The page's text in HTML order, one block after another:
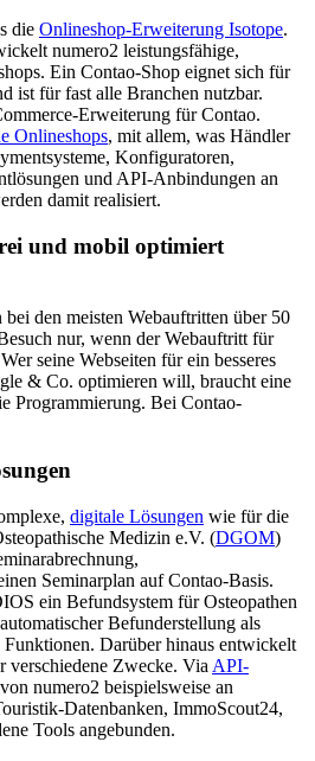
die Onlineshop-Erweiterung Isotope.
numero2 leistungsfähige,
Ein Contao-Shop eignet sich für
ist für fast alle Branchen nutzbar.
Erweiterung für Contao.
Onlineshops, mit allem, was Händler
Konfiguratoren,
und API-Anbindungen an
damit realisiert.
und mobil optimiert
den meisten Webauftritten über 50
nur, wenn der Webauftritt für
seine Webseiten für ein besseres
& Co. optimieren will, braucht eine
Programmierung. Bei Contao-
digitale Lösungen wie für die
Medizin e.V. (DGOM)
Seminarplan auf Contao-Basis.
ein Befundsystem für Osteopathen
Befunderstellung als
Darüber hinaus entwickelt
Zwecke. Via API-
numero2 beispielsweise an
Datenbanken, ImmoScout24,
Tools angebunden.